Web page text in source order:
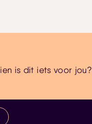
is dit iets voor jou?